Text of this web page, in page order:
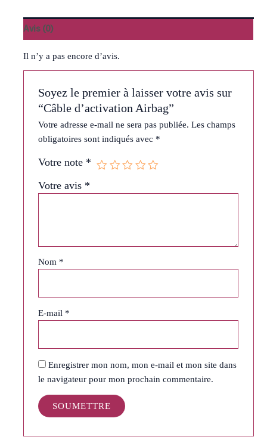
Avis (0)
Il n’y a pas encore d’avis.
Soyez le premier à laisser votre avis sur
“Câble d’activation Airbag”
Votre adresse e-mail ne sera pas publiée. Les champs
obligatoires sont indiqués avec *
Votre note *
Votre avis *
Nom *
E-mail *
Enregistrer mon nom, mon e-mail et mon site dans
le navigateur pour mon prochain commentaire.